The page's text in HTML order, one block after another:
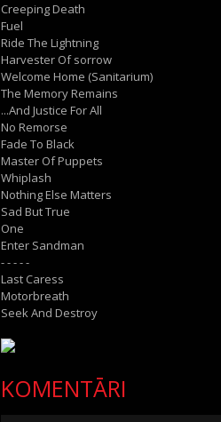
Creeping Death
Fuel
Ride The Lightning
Harvester Of sorrow
Welcome Home (Sanitarium)
The Memory Remains
...And Justice For All
No Remorse
Fade To Black
Master Of Puppets
Whiplash
Nothing Else Matters
Sad But True
One
Enter Sandman
- - - - -
Last Caress
Motorbreath
Seek And Destroy
KOMENTĀRI